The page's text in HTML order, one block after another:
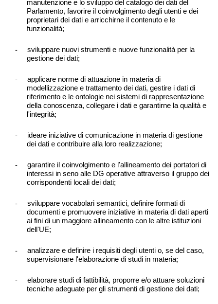
manutenzione e lo sviluppo del catalogo dei dati del
Parlamento, favorire il coinvolgimento degli utenti e dei
proprietari dei dati e arricchirne il contenuto e le
funzionalità;
-
sviluppare nuovi strumenti e nuove funzionalità per la
gestione dei dati;
-
applicare norme di attuazione in materia di
modellizzazione e trattamento dei dati, gestire i dati di
riferimento e le ontologie nei sistemi di rappresentazione
della conoscenza, collegare i dati e garantirne la qualità e
l'integrità;
-
ideare iniziative di comunicazione in materia di gestione
dei dati e contribuire alla loro realizzazione;
-
garantire il coinvolgimento e l'allineamento dei portatori di
interessi in seno alle DG operative attraverso il gruppo dei
corrispondenti locali dei dati;
-
sviluppare vocabolari semantici, definire formati di
documenti e promuovere iniziative in materia di dati aperti
ai fini di un maggiore allineamento con le altre istituzioni
dell'UE;
-
analizzare e definire i requisiti degli utenti o, se del caso,
supervisionare l'elaborazione di studi in materia;
-
elaborare studi di fattibilità, proporre e/o attuare soluzioni
tecniche adeguate per gli strumenti di gestione dei dati;